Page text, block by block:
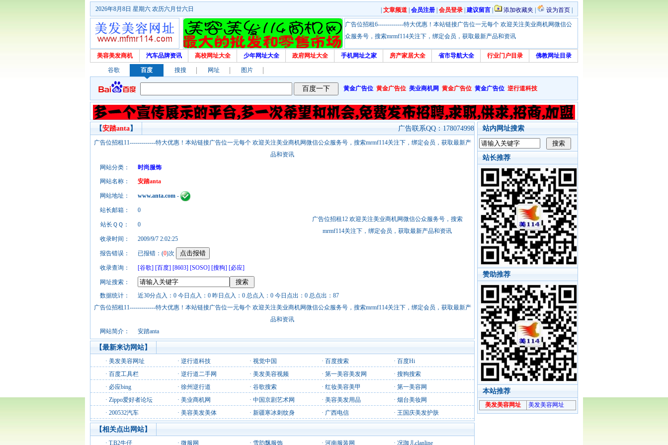
文章频道 会员注册 会员登录 建议留言 添加收藏夹 设为首页
2026年8月8日 星期六 农历六月廿六日
广告位招租6-------------特大优惠！本站链接广告位一元每个 欢迎关注美业商机网微信公
众服务号，搜索mrmf114关注下，绑定会员，获取最新产品和资讯
美容美发商机 汽车品牌资讯 高校网址大全 少年网址大全 政府网址大全 手机网址之家 房产家居大全 省市导航大全 行业门户目录 佛教网址目录
谷歌 百度 搜搜 网址 图片
黄金广告位 黄金广告位 美业商机网 黄金广告位 黄金广告位 逆行道科技
站内网址搜索
站长推荐
赞助推荐
本站推荐
广告联系QQ：178074998
【安踏anta】
广告位招租11-------------特大优惠！本站链接广告位一元每个 欢迎关注美业商机网微信公众服务号，搜索mrmf114关注下，绑定会员，获取最新产
品和资讯
网站分类：
时尚服饰
广告位招租12 欢迎关注美业商机网微信公众服务号，搜索
mrmf114关注下，绑定会员，获取最新产品和资讯
网站名称： 安踏anta
网站地址： www.anta.com -
站长邮箱： 0
站长ＱＱ： 0
收录时间： 2009/9/7 2:02:25
报告错误： 已报错：(0)次
收录查询： [谷歌] [百度] [8603] [SOSO] [搜狗] [必应]
网址搜索：
数据统计：
近30分点入：0 今日点入：0 昨日点入：0 总点入：0 今日点出：0 总点出：87
广告位招租11-------------特大优惠！本站链接广告位一元每个 欢迎关注美业商机网微信公众服务号，搜索mrmf114关注下，绑定会员，获取最新产
品和资讯
网站简介：
安踏anta
【最新来访网站】
· 美发美容网址 · 逆行道科技 · 视觉中国 · 百度搜索 · 百度Hi
· 百度工具栏 · 逆行道二手网 · 美发美容视频 · 第一美容美发网 · 搜狗搜索
· 必应bing · 徐州逆行道 · 谷歌搜索 · 红妆美容美甲 · 第一美容网
· Zippo爱好者论坛 · 美业商机网 · 中国京剧艺术网 · 美容美发用品 · 烟台美妆网
· 200532汽车 · 美容美发美体 · 新疆寒冰刺纹身 · 广西电信 · 王国庆美发护肤
【相关点出网站】
· T.B2牛仔 · 微服网 · 雪韵飘服饰 · 河南服装网 · 况珈儿clanline